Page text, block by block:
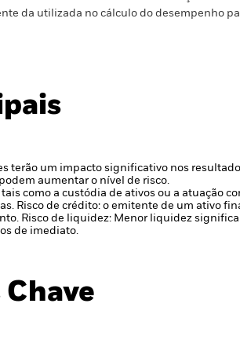
da utilizada no cálculo do desempenho
terão um impacto significativo nos
aumentar o nível de risco.
como a custódia de ativos ou a atuação
Risco de crédito: o emitente de um ativo
Risco de liquidez: Menor liquidez
de imediato.